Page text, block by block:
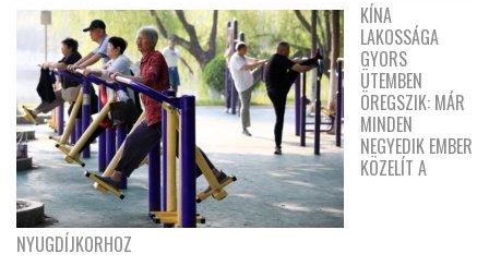
KÍNA
LAKOSSÁGA
GYORS
ÜTEMBEN
ÖREGSZIK: MÁR
MINDEN
NEGYEDIK EMBER
KÖZELÍT A
NYUGDÍJKORHOZ